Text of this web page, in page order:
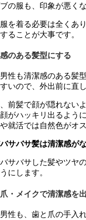
の服も、印象が悪くな
を着る必要は全くあ
ることが大事です。
のある髪型にする
性も清潔感のある髪
いので、外出前に直し
前髪で顔が隠れない
がハッキリ出るよう
就活では自然色がオ
サバサ髪は清潔感が
サバサした髪やツヤ
にします。
・メイクで清潔感を
性も、歯と爪の手入